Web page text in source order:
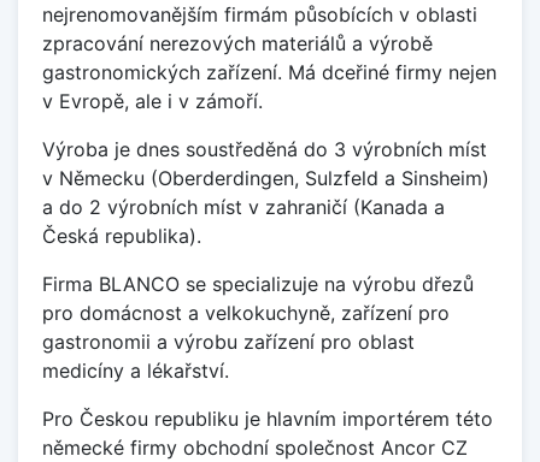
nejrenomovanějším firmám působících v oblasti
zpracování nerezových materiálů a výrobě
gastronomických zařízení. Má dceřiné firmy nejen
v Evropě, ale i v zámoří.
Výroba je dnes soustředěná do 3 výrobních míst
v Německu (Oberderdingen, Sulzfeld a Sinsheim)
a do 2 výrobních míst v zahraničí (Kanada a
Česká republika).
Firma BLANCO se specializuje na výrobu dřezů
pro domácnost a velkokuchyně, zařízení pro
gastronomii a výrobu zařízení pro oblast
medicíny a lékařství.
Pro Českou republiku je hlavním importérem této
německé firmy obchodní společnost Ancor CZ